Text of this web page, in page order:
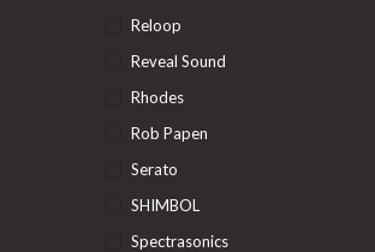
Reloop
Reveal Sound
Rhodes
Rob Papen
Serato
SHIMBOL
Spectrasonics